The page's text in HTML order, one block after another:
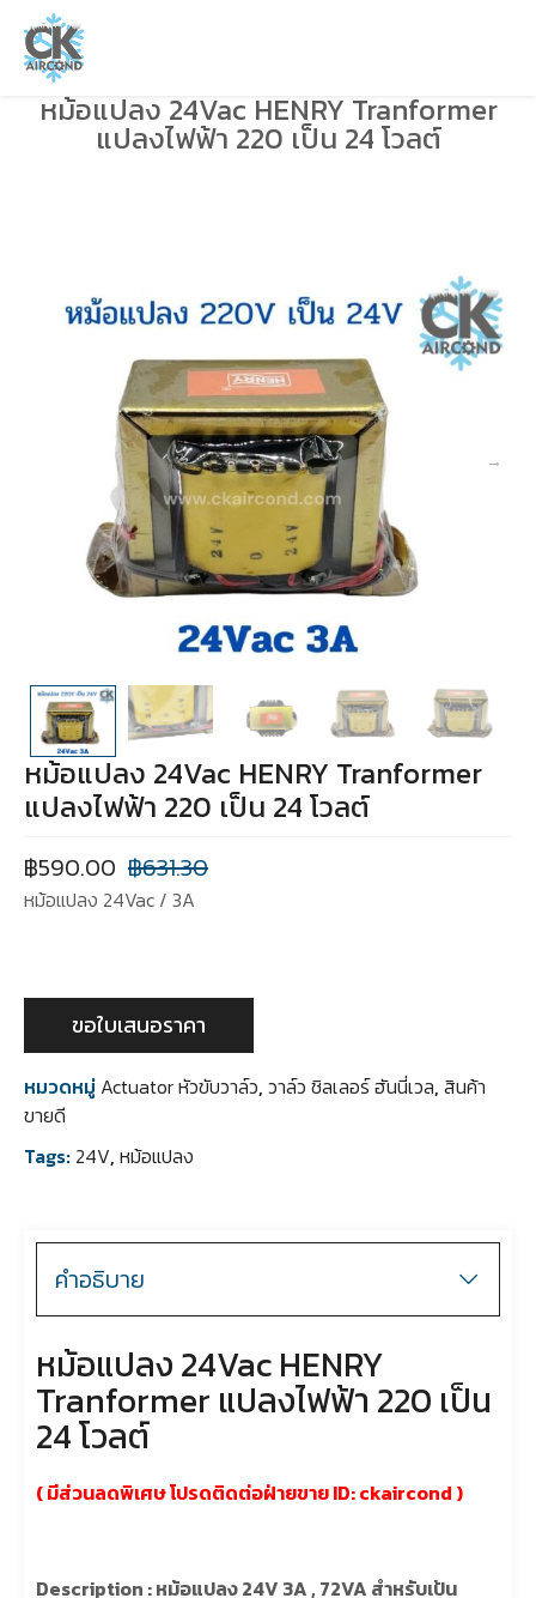
หม้อแปลง 24Vac HENRY Tranformer
แปลงไฟฟ้า 220 เป็น 24 โวลต์
หม้อแปลง 24Vac HENRY Tranformer
แปลงไฟฟ้า 220 เป็น 24 โวลต์
฿631.30
฿590.00
หม้อแปลง 24Vac / 3A
ขอใบเสนอราคา
หมวดหมู่ Actuator หัวขับวาล์ว, วาล์ว ชิลเลอร์ ฮันนี่เวล, สินค้า
ขายดี
Tags: 24V, หม้อแปลง
คำอธิบาย
หม้อแปลง 24Vac HENRY
Tranformer แปลงไฟฟ้า 220 เป็น
24 โวลต์
( มีส่วนลดพิเศษ โปรดติดต่อฝ่ายขาย ID:ckaircond )
Description : หม้อแปลง 24V 3A , 72VA สำหรับเป้น